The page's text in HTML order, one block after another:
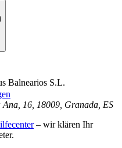
Balnearios S.L.
16, 18009, Granada, ES
– wir klären Ihr